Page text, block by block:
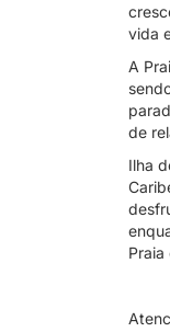
vida
A
de
Ilha
Praia